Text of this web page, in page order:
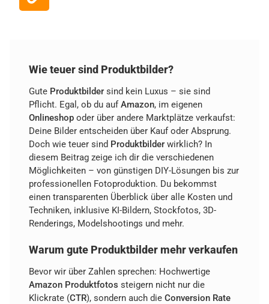
Wie teuer sind Produktbilder?
Gute Produktbilder sind kein Luxus – sie sind
Pflicht. Egal, ob du aufAmazon, im eigenen
Onlineshop oder über andere Marktplätze verkaufst:
Deine Bilder entscheiden über Kauf oder Absprung.
Doch wie teuer sind Produktbilder wirklich? In
diesem Beitrag zeige ich dir die verschiedenen
Möglichkeiten – von günstigen DIY-Lösungen bis zur
professionellen Fotoproduktion. Du bekommst
einen transparenten Überblick über alle Kosten und
Techniken, inklusive KI-Bildern, Stockfotos, 3D-
Renderings, Modelshootings und mehr.
Warum gute Produktbilder mehr verkaufen
Bevor wir über Zahlen sprechen: Hochwertige
Amazon Produktfotos steigern nicht nur die
Klickrate (CTR), sondern auch die Conversion Rate